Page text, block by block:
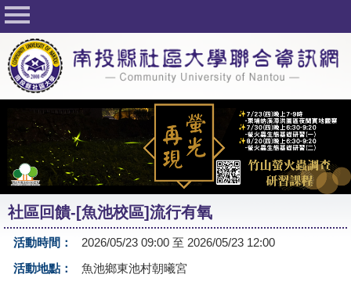
回首頁
關於社大
公佈欄
行事曆
最新活動
活動花絮
課程一覽表
志工與社團
社區回饋-[魚池校區]流行有氧
活動時間：
2026/05/23 09:00 至 2026/05/23 12:00
活動地點：
魚池鄉東池村朝曦宮